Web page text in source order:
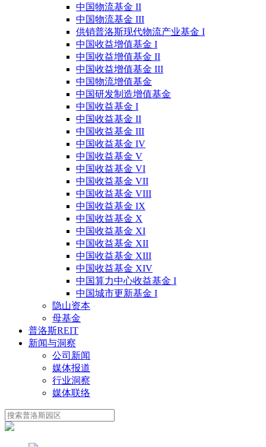
中国物流基金 II
中国物流基金 III
供销普洛斯现代物流产业基金 I
中国收益增值基金 I
中国收益增值基金 II
中国收益增值基金 III
中国物流增值基金
中国研发制造增值基金
中国收益基金 I
中国收益基金 II
中国收益基金 III
中国收益基金 IV
中国收益基金 V
中国收益基金 VI
中国收益基金 VII
中国收益基金 VIII
中国收益基金 IX
中国收益基金 X
中国收益基金 XI
中国收益基金 XII
中国收益基金 XIII
中国收益基金 XIV
中国算力中心收益基金 I
中国城市更新基金 I
隐山资本
母基金
普洛斯REIT
新闻与洞察
公司新闻
媒体报道
行业洞察
媒体联络